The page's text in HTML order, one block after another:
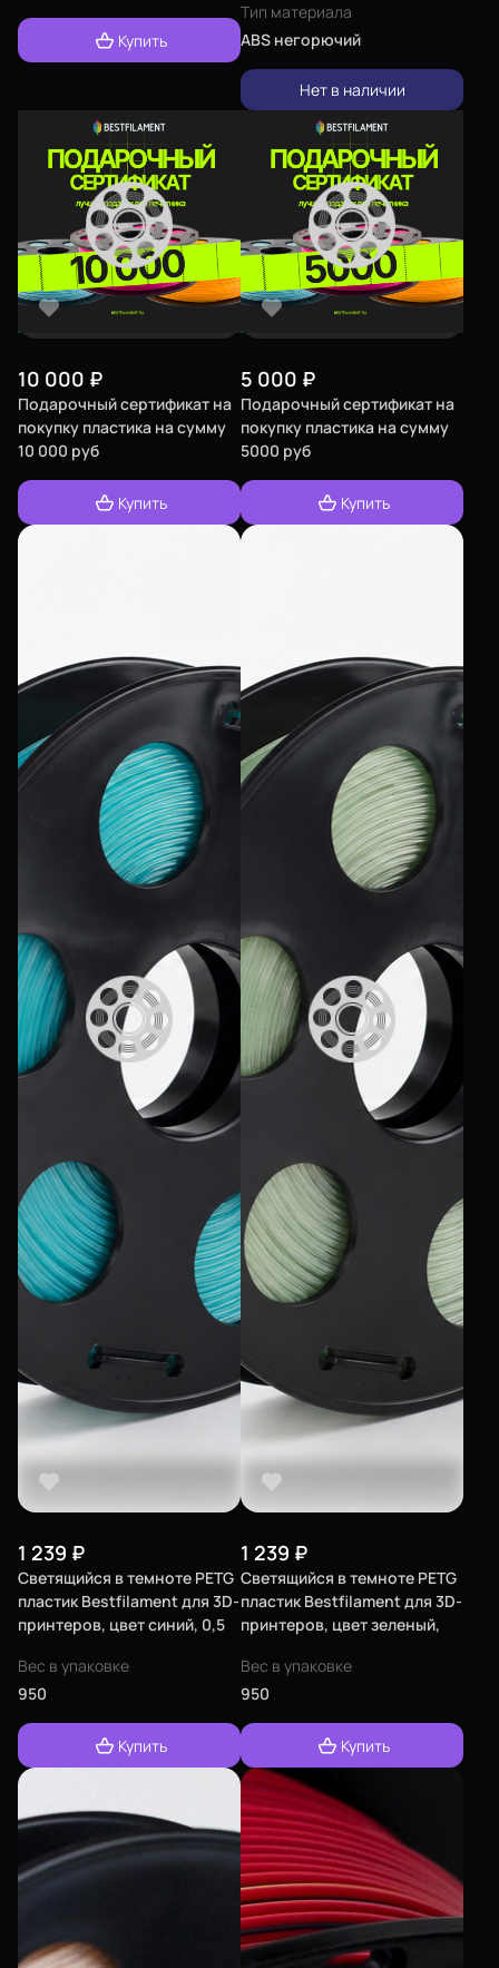
Купить
Тип материала
ABS негорючий
Нет в наличии
10 000 ₽
Подарочный сертификат на
покупку пластика на сумму
10 000 руб
Купить
5 000 ₽
Подарочный сертификат на
покупку пластика на сумму
5000 руб
Купить
1 239 ₽
Светящийся в темноте PETG
пластик Bestfilament для 3D-
принтеров, цвет синий, 0,5
Вес в упаковке
950
Купить
1 239 ₽
Светящийся в темноте PETG
пластик Bestfilament для 3D-
принтеров, цвет зеленый,
Вес в упаковке
950
Купить